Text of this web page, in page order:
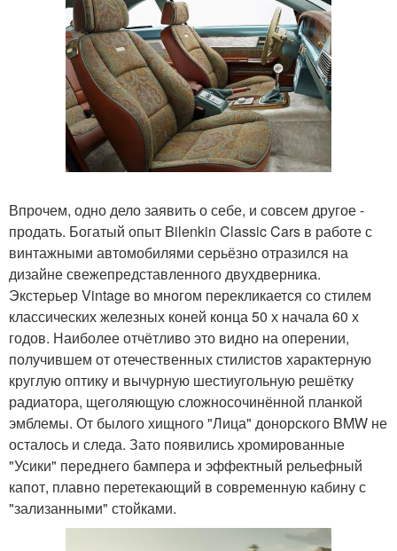
Впрочем, одно дело заявить о себе, и совсем другое -
продать. Богатый опыт Bilenkin Classic Cars в работе с
винтажными автомобилями серьёзно отразился на
дизайне свежепредставленного двухдверника.
Экстерьер Vintage во многом перекликается со стилем
классических железных коней конца 50 х начала 60 х
годов. Наиболее отчётливо это видно на оперении,
получившем от отечественных стилистов характерную
круглую оптику и вычурную шестиугольную решётку
радиатора, щеголяющую сложносочинённой планкой
эмблемы. От былого хищного "Лица" донорского BMW не
осталось и следа. Зато появились хромированные
"Усики" переднего бампера и эффектный рельефный
капот, плавно перетекающий в современную кабину с
"зализанными" стойками.